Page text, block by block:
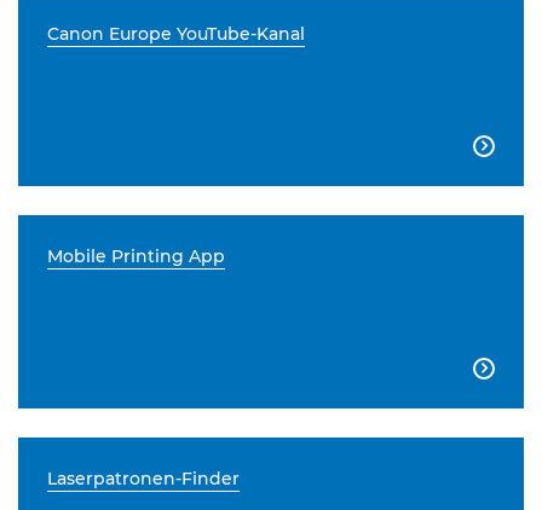
Canon Europe YouTube-Kanal

Mobile Printing App

Laserpatronen-Finder